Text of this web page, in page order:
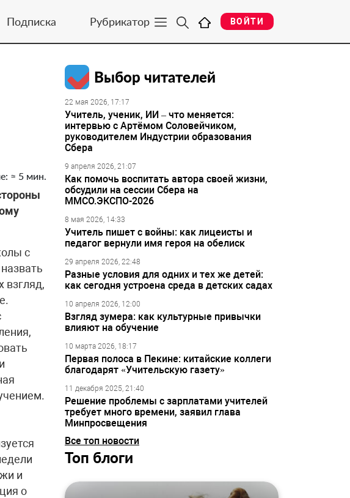
Подписка Рубрикатор ВОЙТИ
≈ 5 мин.
с
взгляд,
и
о
Выбор читателей
22 мая 2026, 17:17
Учитель, ученик, ИИ – что меняется:
интервью с Артёмом Соловейчиком,
руководителем Индустрии образования
Сбера
9 апреля 2026, 21:07
Как помочь воспитать автора своей жизни,
обсудили на сессии Сбера на
ММСО.ЭКСПО-2026
8 мая 2026, 14:33
Учитель пишет с войны: как лицеисты и
педагог вернули имя героя на обелиск
29 апреля 2026, 22:48
Разные условия для одних и тех же детей:
как сегодня устроена среда в детских садах
10 апреля 2026, 12:00
Взгляд зумера: как культурные привычки
влияют на обучение
10 марта 2026, 18:17
Первая полоса в Пекине: китайские коллеги
благодарят «Учительскую газету»
11 декабря 2025, 21:40
Решение проблемы с зарплатами учителей
требует много времени, заявил глава
Минпросвещения
Все топ новости
Топ блоги